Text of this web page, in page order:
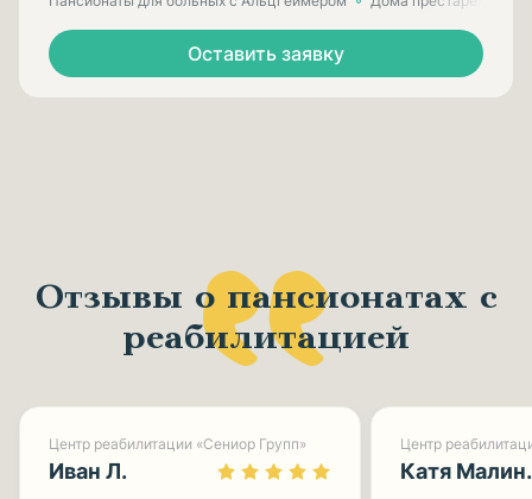
Оставить заявку
Отзывы о пансионатах с
реабилитацией
Центр реабилитации «Сениор Групп»
Иван Л.